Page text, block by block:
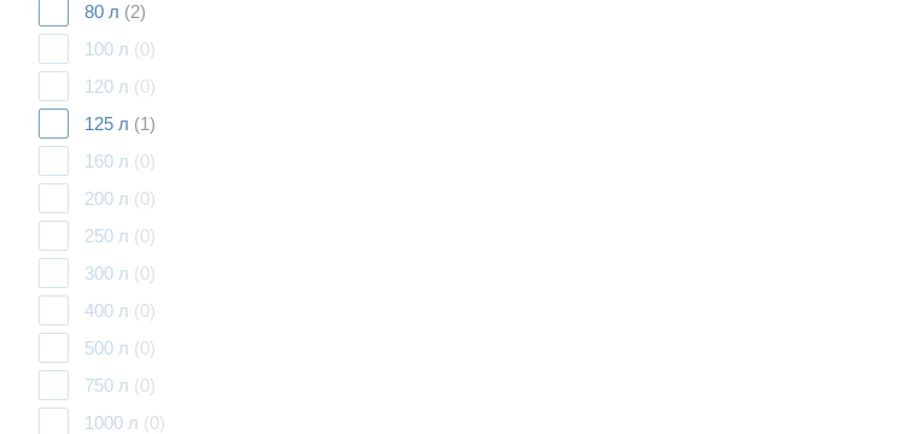
80 л (2)
100 л (0)
120 л (0)
125 л (1)
160 л (0)
200 л (0)
250 л (0)
300 л (0)
400 л (0)
500 л (0)
750 л (0)
1000 л (0)